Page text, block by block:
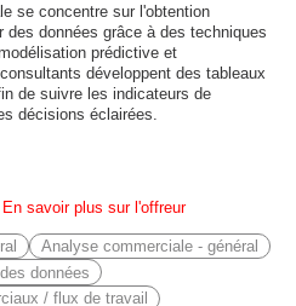
se concentre sur l'obtention
données grâce à des techniques
prédictive et
développent des tableaux
de suivre les indicateurs de
décisions éclairées.
En savoir plus sur l'offreur
Analyse commerciale - général
données
/ flux de travail